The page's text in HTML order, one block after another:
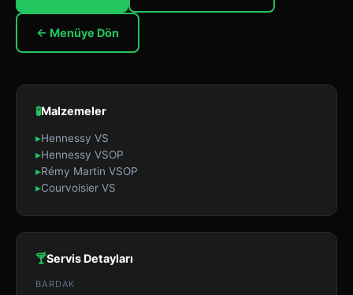
← Menüye Dön
🧪Malzemeler
▸Hennessy VS
▸Hennessy VSOP
▸Rémy Martin VSOP
▸Courvoisier VS
🍸Servis Detayları
BARDAK